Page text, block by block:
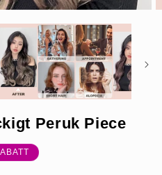
Peruk Piece
ljusbrun